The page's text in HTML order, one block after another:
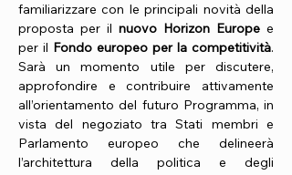
familiarizzare con le principali novità della
proposta per il nuovo Horizon Europe e
per il Fondo europeo per la competitività.
Sarà un momento utile per discutere,
approfondire e contribuire attivamente
all’orientamento del futuro Programma, in
vista del negoziato tra Stati membri e
Parlamento europeo che delineerà
l’architettura della politica e degli